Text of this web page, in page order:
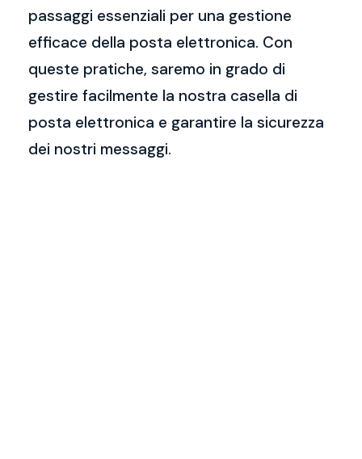
passaggi essenziali per una gestione
efficace della posta elettronica. Con
queste pratiche, saremo in grado di
gestire facilmente la nostra casella di
posta elettronica e garantire la sicurezza
dei nostri messaggi.